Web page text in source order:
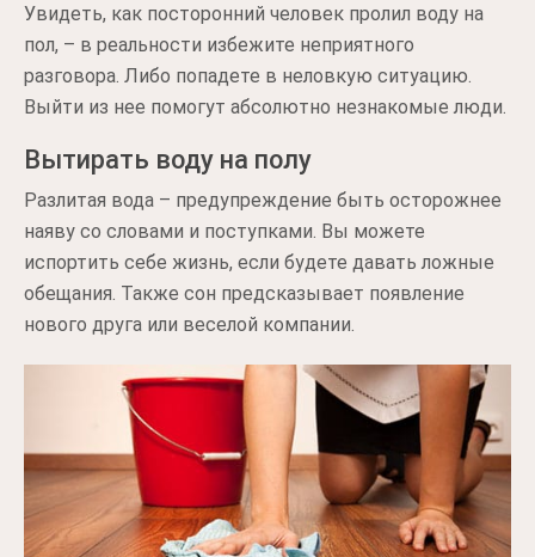
Увидеть, как посторонний человек пролил воду на
пол, – в реальности избежите неприятного
разговора. Либо попадете в неловкую ситуацию.
Выйти из нее помогут абсолютно незнакомые люди.
Вытирать воду на полу
Разлитая вода – предупреждение быть осторожнее
наяву со словами и поступками. Вы можете
испортить себе жизнь, если будете давать ложные
обещания. Также сон предсказывает появление
нового друга или веселой компании.